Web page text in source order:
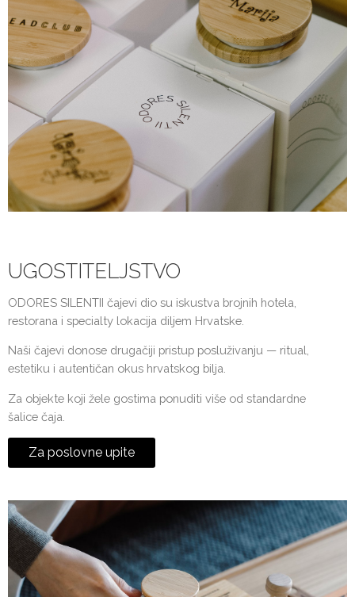
UGOSTITELJSTVO
ODORES SILENTII čajevi dio su iskustva brojnih hotela,
restorana i specialty lokacija diljem Hrvatske.
Naši čajevi donose drugačiji pristup posluživanju — ritual,
estetiku i autentičan okus hrvatskog bilja.
Za objekte koji žele gostima ponuditi više od standardne
šalice čaja.
Za poslovne upite